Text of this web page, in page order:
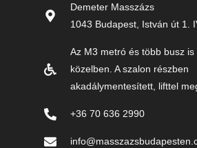
Demeter Masszázs
1043 Budapest, István út 1.
Az M3 metró és több busz is
közelben. A szalon részben
akadálymentesített, lifttel
+36 70 636 2990